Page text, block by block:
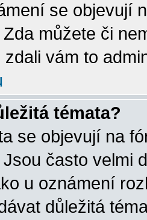
se objevují
můžete či
vám to
témata?
se objevují na
často velmi
u oznámení
důležitá